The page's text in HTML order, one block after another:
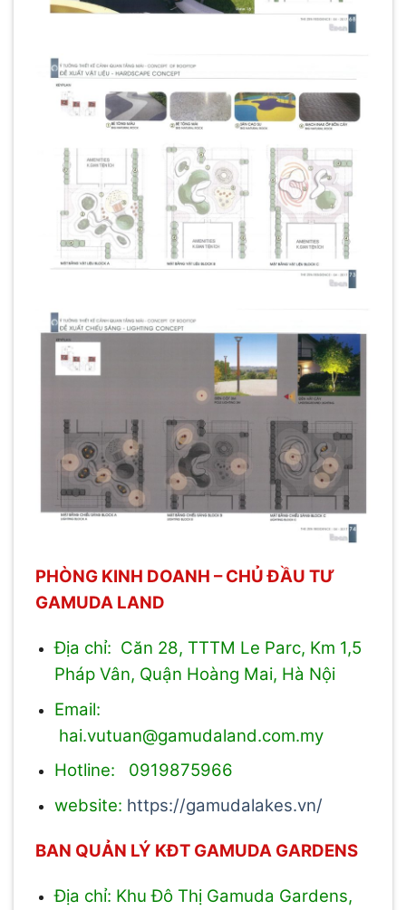
PHÒNG KINH DOANH – CHỦ ĐẦU TƯ
GAMUDA LAND
Địa chỉ: Căn 28, TTTM Le Parc, Km 1,5
Pháp Vân, Quận Hoàng Mai, Hà Nội
Email:
hai.vutuan@gamudaland.com.my
Hotline: 0919875966
website: https://gamudalakes.vn/
BAN QUẢN LÝ KĐT GAMUDA GARDENS
Địa chỉ: Khu Đô Thị Gamuda Gardens,